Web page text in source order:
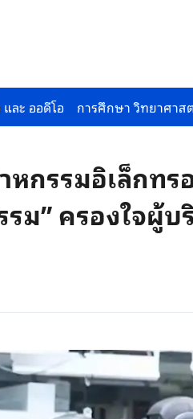
และ ออดีโอ การศึกษา วิทยาศาส
หกรรมอิเล็กท
รม” ครองใจผู้บ